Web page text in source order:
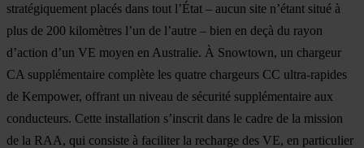
stratégiquement placés dans tout l’État – aucun site n’étant situé à
plus de 200 kilomètres l’un de l’autre – bien en deçà du rayon
d’action d’un VE moyen en Australie. À Snowtown, un chargeur
CA supplémentaire complète les quatre chargeurs CC ultra-rapides
de Kempower, offrant un niveau de sécurité supplémentaire aux
conducteurs. Cette installation s’inscrit dans le cadre de la mission
de la RAA, qui consiste à faciliter la recharge des VE, en particulier